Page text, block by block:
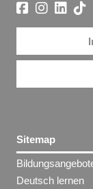
Sitemap
Deutsch lernen